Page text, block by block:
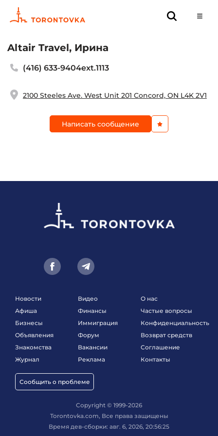
Altair Travel, Ирина
(416) 633-9404ext.1113
2100 Steeles Ave. West Unit 201 Concord, ON L4K 2V1
Написать сообщение
Новости
Афиша
Бизнесы
Объявления
Знакомства
Журнал
Сообщить о проблеме
Видео
Финансы
Иммиграция
Форум
Вакансии
Реклама
О нас
Частые вопросы
Конфиденциальность
Возврат средств
Соглашение
Контакты
Copyright © 1999-2026
Torontovka.com, Все права защищены
Время дев-сборки: авг. 6, 2026, 20:56:25